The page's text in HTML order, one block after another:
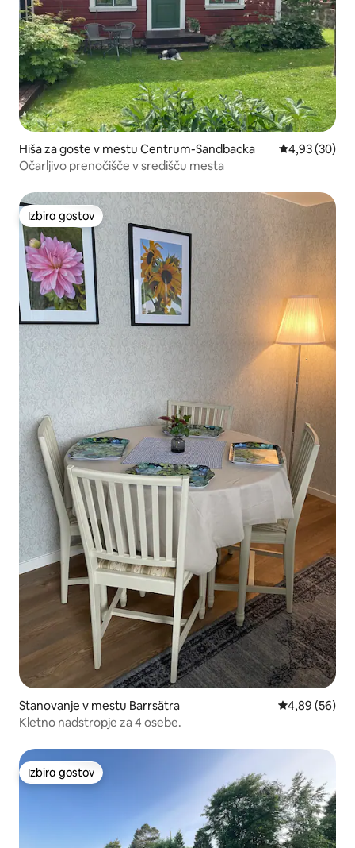
Hiša za goste v mestu Centrum-Sandbacka Povprečna
4,93 (30)
Očarljivo prenočišče v središču mesta
Izbira gostov
Izbira gostov
Stanovanje v mestu Barrsätra Povprečna
4,89 (56)
Kletno nadstropje za 4 osebe.
Izbira gostov
Izbira gostov